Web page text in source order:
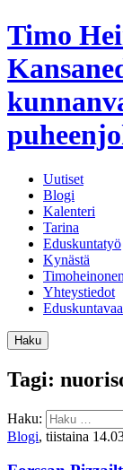
Timo
Uutiset
Blogi
Kalenteri
Tarina
Eduskuntatyö
Kynästä
Yhteystiedot
Haku
Tagi:
Haku:
Blogi, tiistaina